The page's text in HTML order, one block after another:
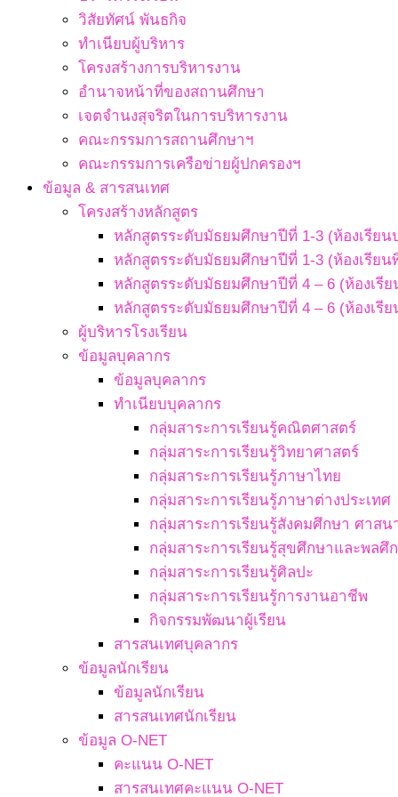
วิสัยทัศน์ พันธกิจ
ทำเนียบผู้บริหาร
โครงสร้างการบริหารงาน
อำนาจหน้าที่ของสถานศึกษา
เจตจํานงสุจริตในการบริหารงาน
คณะกรรมการสถานศึกษาฯ
คณะกรรมการเครือข่ายผู้ปกครองฯ
ข้อมูล & สารสนเทศ
โครงสร้างหลักสูตร
หลักสูตรระดับมัธยมศึกษาปีที่ 1-3 (ห้องเรียน
หลักสูตรระดับมัธยมศึกษาปีที่ 1-3 (ห้องเรียน
หลักสูตรระดับมัธยมศึกษาปีที่ 4 – 6 (ห้องเรี
หลักสูตรระดับมัธยมศึกษาปีที่ 4 – 6 (ห้องเรีย
ผู้บริหารโรงเรียน
ข้อมูลบุคลากร
ข้อมูลบุคลากร
ทำเนียบบุคลากร
กลุ่มสาระการเรียนรู้คณิตศาสตร์
กลุ่มสาระการเรียนรู้วิทยาศาสตร์
กลุ่มสาระการเรียนรู้ภาษาไทย
กลุ่มสาระการเรียนรู้ภาษาต่างประเทศ
กลุ่มสาระการเรียนรู้สังคมศึกษา ศาส
กลุ่มสาระการเรียนรู้สุขศึกษาและพลศึ
กลุ่มสาระการเรียนรู้ศิลปะ
กลุ่มสาระการเรียนรู้การงานอาชีพ
กิจกรรมพัฒนาผู้เรียน
สารสนเทศบุคลากร
ข้อมูลนักเรียน
ข้อมูลนักเรียน
สารสนเทศนักเรียน
ข้อมูล O-NET
คะแนน O-NET
สารสนเทศคะแนน O-NET